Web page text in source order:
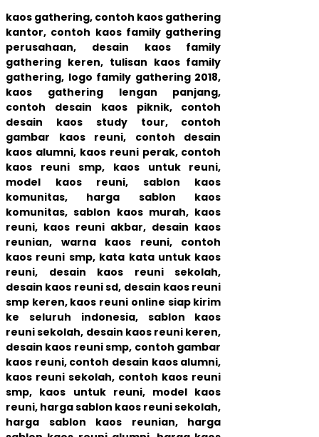
kaos gathering, contoh kaos gathering
kantor, contoh kaos family gathering
perusahaan, desain kaos family
gathering keren, tulisan kaos family
gathering, logo family gathering 2018,
kaos gathering lengan panjang,
contoh desain kaos piknik, contoh
desain kaos study tour, contoh
gambar kaos reuni, contoh desain
kaos alumni, kaos reuni perak, contoh
kaos reuni smp, kaos untuk reuni,
model kaos reuni, sablon kaos
komunitas, harga sablon kaos
komunitas, sablon kaos murah, kaos
reuni, kaos reuni akbar, desain kaos
reunian, warna kaos reuni, contoh
kaos reuni smp, kata kata untuk kaos
reuni, desain kaos reuni sekolah,
desain kaos reuni sd, desain kaos reuni
smp keren, kaos reuni online siap kirim
ke seluruh indonesia, sablon kaos
reuni sekolah, desain kaos reuni keren,
desain kaos reuni smp, contoh gambar
kaos reuni, contoh desain kaos alumni,
kaos reuni sekolah, contoh kaos reuni
smp, kaos untuk reuni, model kaos
reuni, harga sablon kaos reuni sekolah,
harga sablon kaos reunian, harga